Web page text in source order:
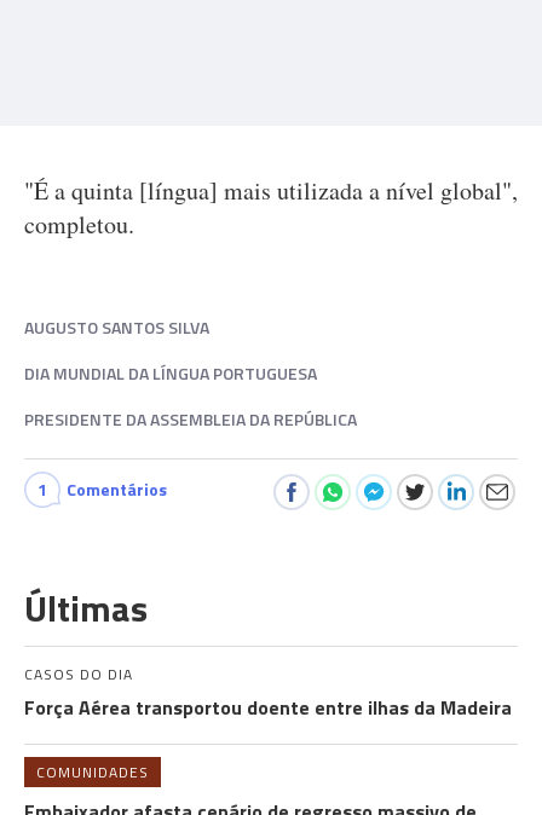
"É a quinta [língua] mais utilizada a nível global",
completou.
AUGUSTO SANTOS SILVA
DIA MUNDIAL DA LÍNGUA PORTUGUESA
PRESIDENTE DA ASSEMBLEIA DA REPÚBLICA
1 Comentários
Últimas
CASOS DO DIA
Força Aérea transportou doente entre ilhas da Madeira
COMUNIDADES